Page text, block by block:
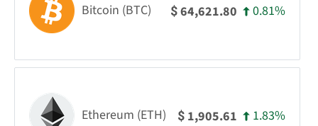
Bitcoin (BTC) $64,621.80 0.81%
Ethereum (ETH) $ 1,905.61 1.83%